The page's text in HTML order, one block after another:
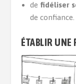
de fidéliser
de confiance.
ÉTABLIR UNE